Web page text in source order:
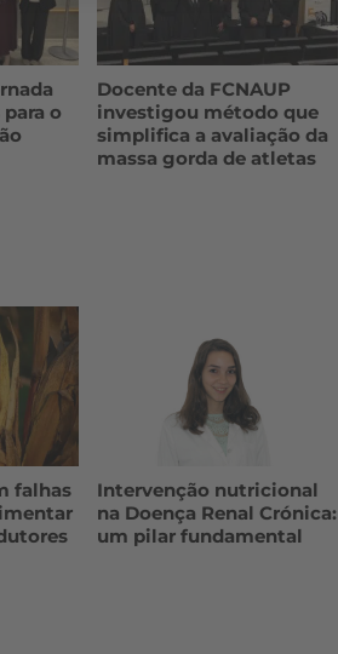
o
Docente da FCNAUP
investigou método que
simplifica a avaliação da
massa gorda de atletas
falhas
Intervenção nutricional
na Doença Renal Crónica:
um pilar fundamental